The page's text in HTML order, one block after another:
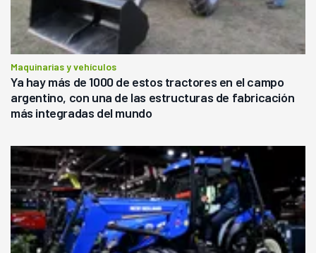
Maquinarias y vehículos
Ya hay más de 1000 de estos tractores en el campo
argentino, con una de las estructuras de fabricación
más integradas del mundo